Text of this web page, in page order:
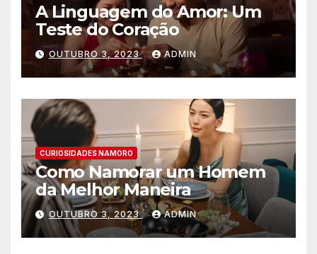
A Linguagem do Amor: Um
Teste do Coração
OUTUBRO 3, 2023 ADMIN
CURIOSIDADES NAMORO
Como Namorar um Homem
da Melhor Maneira
OUTUBRO 3, 2023 ADMIN